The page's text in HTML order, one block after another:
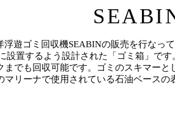
浮遊ゴミ回収機SEABINの販売を行なっ
設置するよう設計された「ゴミ箱」で
までも回収可能です。ゴミのスキマー
マリーナで使用されている石油ベースの